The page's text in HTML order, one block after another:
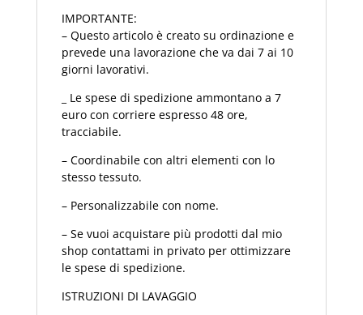
IMPORTANTE:
– Questo articolo è creato su ordinazione e
prevede una lavorazione che va dai 7 ai 10
giorni lavorativi.
_ Le spese di spedizione ammontano a 7
euro con corriere espresso 48 ore,
tracciabile.
– Coordinabile con altri elementi con lo
stesso tessuto.
– Personalizzabile con nome.
– Se vuoi acquistare più prodotti dal mio
shop contattami in privato per ottimizzare
le spese di spedizione.
ISTRUZIONI DI LAVAGGIO